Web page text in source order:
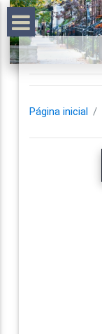
Página inicial